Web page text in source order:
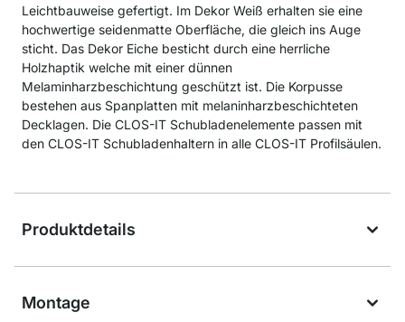
Leichtbauweise gefertigt. Im Dekor Weiß erhalten sie eine
hochwertige seidenmatte Oberfläche, die gleich ins Auge
sticht. Das Dekor Eiche besticht durch eine herrliche
Holzhaptik welche mit einer dünnen
Melaminharzbeschichtung geschützt ist. Die Korpusse
bestehen aus Spanplatten mit melaninharzbeschichteten
Decklagen. Die CLOS-IT Schubladenelemente passen mit
den CLOS-IT Schubladenhaltern in alle CLOS-IT Profilsäulen.
Produktdetails
Montage